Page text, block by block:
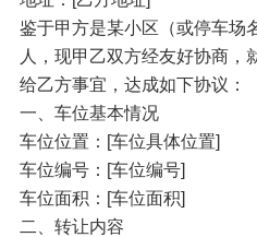
鉴于甲方是某小区（或停车场
人，现甲乙双方经友好协商，
给乙方事宜，达成如下协议：
一、车位基本情况
车位位置：[车位具体位置]
车位编号：[车位编号]
车位面积：[车位面积]
二、转让内容